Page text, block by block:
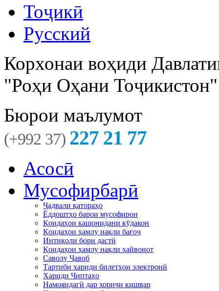
Тоҷикӣ
Русский
Корхонаи воҳиди
"Роҳи Оҳани Тоҷикистон"
Бюрои маълумот
(+992 37) 227 21 77
Асосӣ
Мусофирбарӣ
Ҷадвали қатораҳо
Ёддоштҳо барои мусофирон
Қоидаҳои кашонидани кӯдакон
Қоидаҳои ҳамлу нақли бағоҷ
Интиқоли бори дастӣ
Қоидаҳои ҳамлу нақли ҳайвонот
Саволу Ҷавоб
Тартиби хариди билетҳои электронӣ
Хариди Чиптаҳо
Намояндагӣ дар хориҷи кишвар